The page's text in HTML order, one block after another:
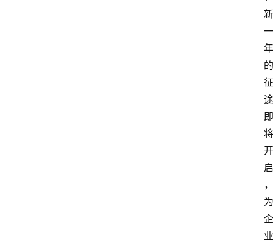
新
一
年
的
征
途
即
将
开
启
，
为
企
业